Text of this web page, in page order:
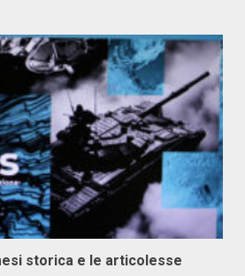
storica e le articolesse